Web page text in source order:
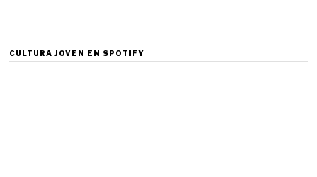
CULTURA JOVEN EN SPOTIFY